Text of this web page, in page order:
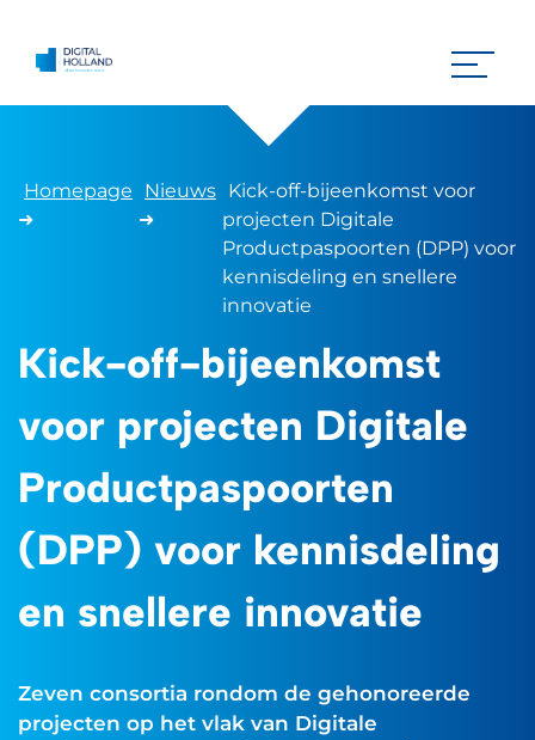
Homepage
➜
Nieuws
➜
Kick-off-bijeenkomst voor
projecten Digitale
Productpaspoorten (DPP) voor
kennisdeling en snellere
innovatie
Kick-off-bijeenkomst
voor projecten Digitale
Productpaspoorten
(DPP) voor kennisdeling
en snellere innovatie
Zeven consortia rondom de gehonoreerde
projecten op het vlak van Digitale